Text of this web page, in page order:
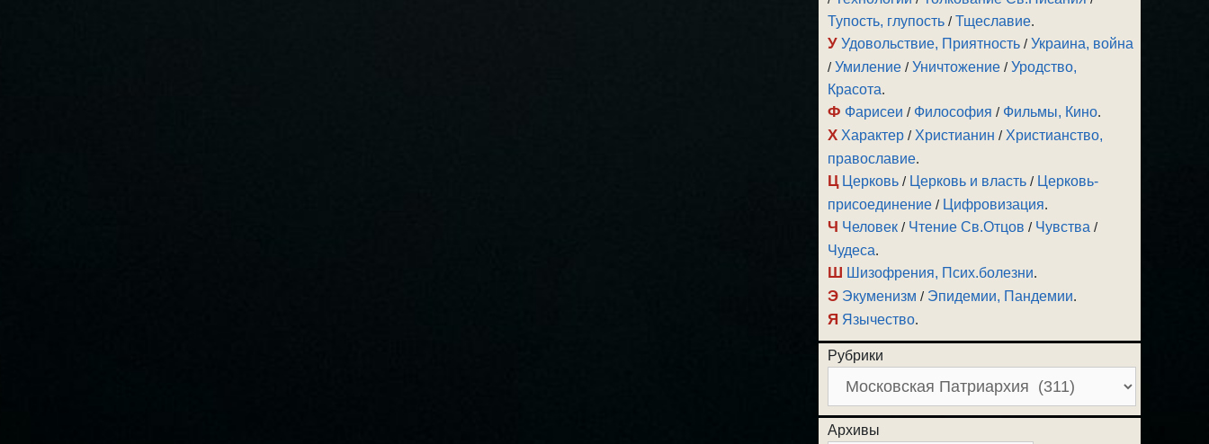
Тупость, глупость /Тщеславие.
У Удовольствие, Приятность /Украина, война
/Умиление /Уничтожение /Уродство,
Красота.
Ф Фарисеи / Философия / Фильмы, Кино.
Х Характер / Христианин / Христианство,
православие.
Ц Церковь / Церковь и власть / Церковь-
присоединение / Цифровизация.
Ч Человек / Чтение Св.Отцов / Чувства /
Чудеса.
Ш Шизофрения, Псих.болезни.
Э Экуменизм / Эпидемии, Пандемии.
Я Язычество.
Рубрики
Архивы